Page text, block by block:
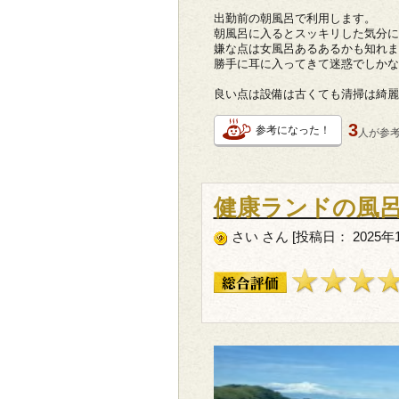
出勤前の朝風呂で利用します。
朝風呂に入るとスッキリした気分
嫌な点は女風呂あるあるかも知れ
勝手に耳に入ってきて迷惑でしか
良い点は設備は古くても清掃は綺
参考になった！ 3人が参
健康ランドの風
さい さん [投稿日： 2025